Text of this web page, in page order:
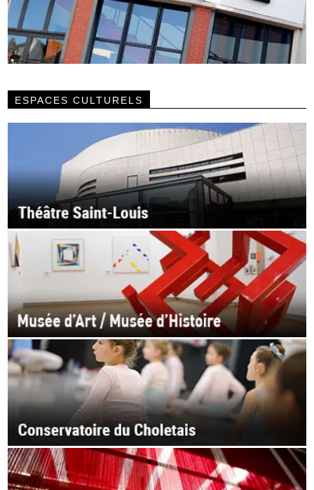
ESPACES CULTURELS